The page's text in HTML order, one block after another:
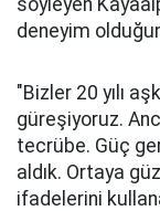
deneyim
"Bizler 20 yılı
güreşiyoruz.
tecrübe. Güç
aldık. Ortaya
ifadelerini